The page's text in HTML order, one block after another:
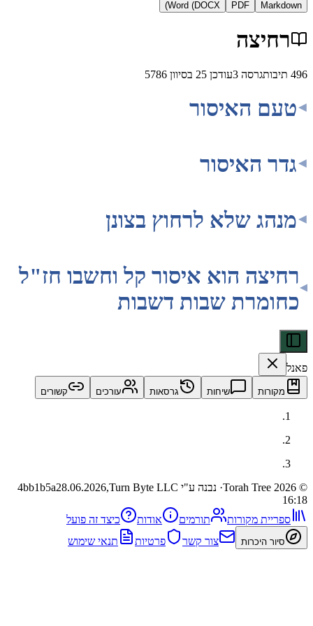
PDF
Word (DOCX)
גרסה 3עודכן 25 בסיוון 5786
האיסור
האיסור
שלא לרחוץ בצונן
הוא איסור קל וחשבו חז"ל
שבות דשבות
שיחות גרסאות עורכים קשורים
· נבנה ע"י Turn Byte LLC 4bb1b5a28.06.2026,
מקורות תורמים אודות כיצד זה פועל
היכרות צור קשר פרטיות תנאי שימוש